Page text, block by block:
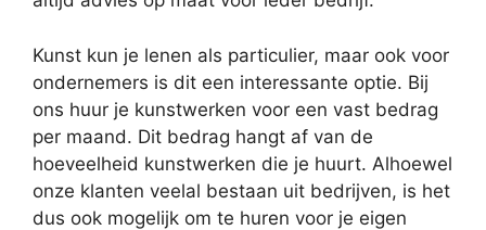
Kunst kun je lenen als particulier, maar ook voor
ondernemers is dit een interessante optie. Bij
ons huur je kunstwerken voor een vast bedrag
per maand. Dit bedrag hangt af van de
hoeveelheid kunstwerken die je huurt. Alhoewel
onze klanten veelal bestaan uit bedrijven, is het
dus ook mogelijk om te huren voor je eigen